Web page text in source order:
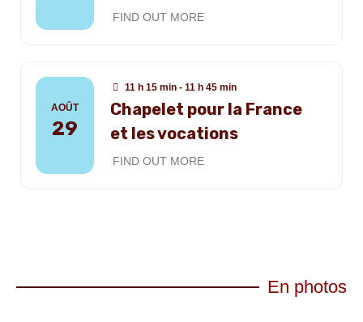
FIND OUT MORE
AOÛT
29
11 h 15 min - 11 h 45 min
Chapelet pour la France
et les vocations
FIND OUT MORE
En photos